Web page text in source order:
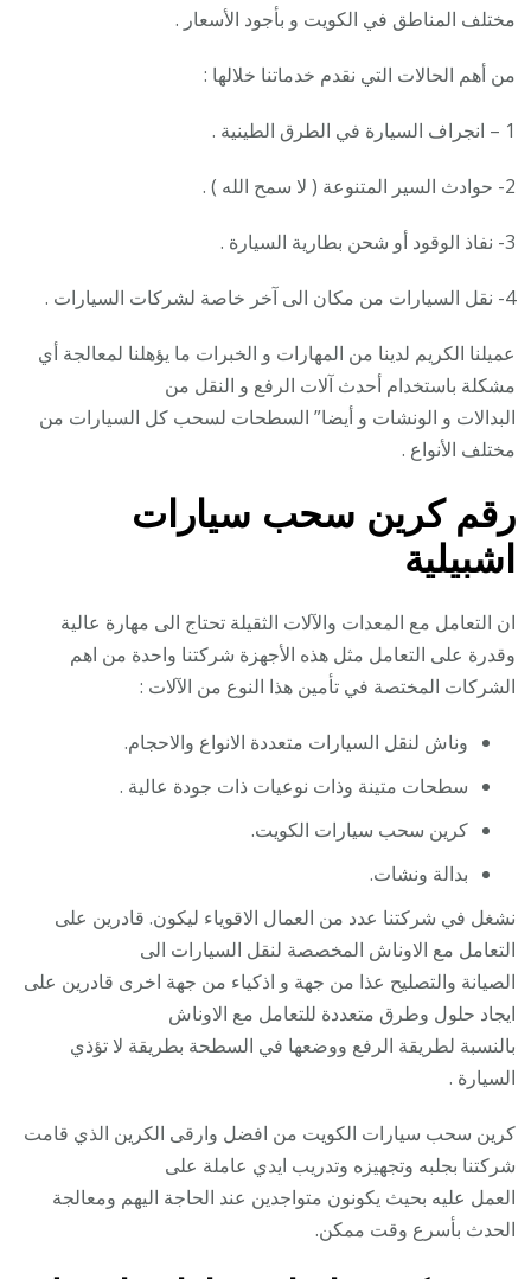
مختلف المناطق في الكويت و بأجود الأسعار .
من أهم الحالات التي نقدم خدماتنا خلالها :
1 – انجراف السيارة في الطرق الطينية .
2- حوادث السير المتنوعة ( لا سمح الله ) .
3- نفاذ الوقود أو شحن بطارية السيارة .
4- نقل السيارات من مكان الى آخر خاصة لشركات السيارات .
عميلنا الكريم لدينا من المهارات و الخبرات ما يؤهلنا لمعالجة أي
مشكلة باستخدام أحدث آلات الرفع و النقل من
البدالات و الونشات و أيضا” السطحات لسحب كل السيارات من
مختلف الأنواع .
رقمكرين سحب سيارات
اشبيلية
ان التعامل مع المعدات والآلات الثقيلة تحتاج الى مهارة عالية
وقدرة على التعامل مثل هذه الأجهزة شركتنا واحدة من اهم
الشركات المختصة في تأمين هذا النوع من الآلات :
وناش لنقل السيارات متعددة الانواع والاحجام.
سطحات متينة وذات نوعيات ذات جودة عالية .
كرين سحب سيارات الكويت.
بدالة ونشات.
نشغل في شركتنا عدد من العمال الاقوياء ليكون. قادرين على
التعامل مع الاوناش المخصصة لنقل السيارات الى
الصيانة والتصليح عذا من جهة و اذكياء من جهة اخرى قادرين على
ايجاد حلول وطرق متعددة للتعامل مع الاوناش
بالنسبة لطريقة الرفع ووضعها في السطحة بطريقة لا تؤذي
السيارة .
كرين سحب سيارات الكويت من افضل وارقى الكرين الذي قامت
شركتنا بجلبه وتجهيزه وتدريب ايدي عاملة على
العمل عليه بحيث يكونون متواجدين عند الحاجة اليهم ومعالجة
الحدث بأسرع وقت ممكن.